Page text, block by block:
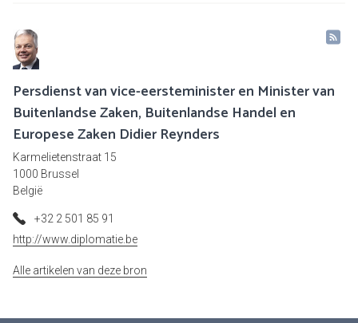
Persdienst van vice-eersteminister en Minister van
Buitenlandse Zaken, Buitenlandse Handel en
Europese Zaken Didier Reynders
Karmelietenstraat 15
1000 Brussel
België
+32 2 501 85 91
http://www.diplomatie.be
Alle artikelen van deze bron